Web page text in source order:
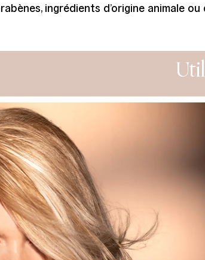
ingrédients d’origine animale